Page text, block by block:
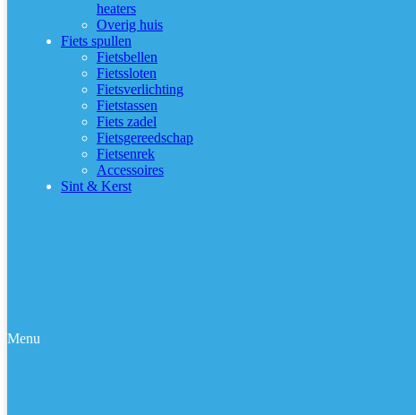
heaters
Overig huis
Fiets spullen
Fietsbellen
Fietssloten
Fietsverlichting
Fietstassen
Fiets zadel
Fietsgereedschap
Fietsenrek
Accessoires
Sint & Kerst
Menu